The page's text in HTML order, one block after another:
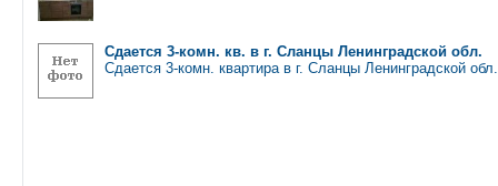
Сдается 3-комн. кв. в г. Сланцы Ленинградской обл.
Сдается 3-комн. квартира в г. Сланцы Ленинградской